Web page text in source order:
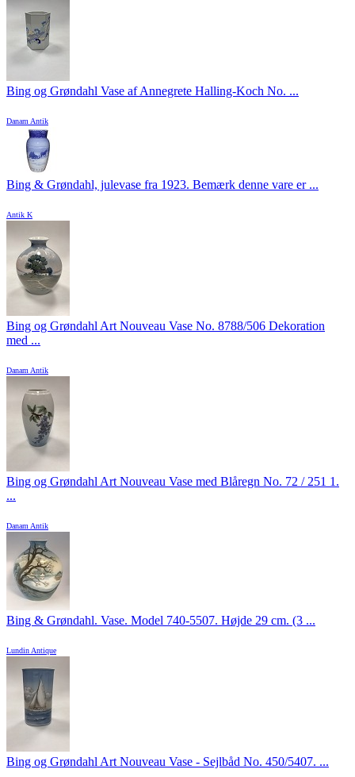
Bing og Grøndahl Vase af Annegrete Halling-Koch No. ...
Danam Antik
Bing & Grøndahl, julevase fra 1923. Bemærk denne vare er ...
Antik K
Bing og Grøndahl Art Nouveau Vase No. 8788/506 Dekoration
med ...
Danam Antik
Bing og Grøndahl Art Nouveau Vase med Blåregn No. 72 / 251 1.
...
Danam Antik
Bing & Grøndahl. Vase. Model 740-5507. Højde 29 cm. (3 ...
Lundin Antique
Bing og Grøndahl Art Nouveau Vase - Sejlbåd No. 450/5407. ...